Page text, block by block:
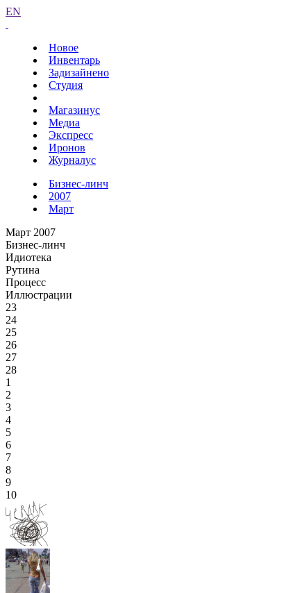
EN
Новое
Инвентарь
Задизайнено
Студия
Магазинус
Медиа
Экспресс
Иронов
Журналус
Бизнес-линч
2007
Март
Март 2007
Бизнес-линч
Идиотека
Рутина
Процесс
Иллюстрации
23
24
25
26
27
28
1
2
3
4
5
6
7
8
9
10